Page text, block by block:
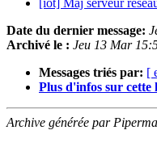
[iot] Maj serveur
Date du dernier message:
Archivé le : Jeu 13 Mar
Messages triés par: [
Plus d'infos sur cette
Archive générée par